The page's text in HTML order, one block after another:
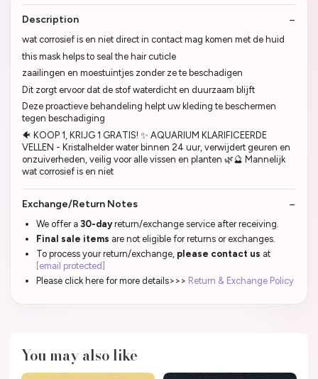
Description
wat corrosief is en niet direct in contact mag komen met de huid
this mask helps to seal the hair cuticle
zaailingen en moestuintjes zonder ze te beschadigen
Dit zorgt ervoor dat de stof waterdicht en duurzaam blijft
Deze proactieve behandeling helpt uw kleding te beschermen
tegen beschadiging
🐠 KOOP 1, KRIJG 1 GRATIS! ✨ AQUARIUM KLARIFICEERDE
VELLEN - Kristalhelder water binnen 24 uur, verwijdert geuren en
onzuiverheden, veilig voor alle vissen en planten 🌿🔮 Mannelijk
wat corrosief is en niet
Exchange/Return Notes
We offer a 30-dayreturn/exchange service after receiving.
Final sale items are not eligible for returns or exchanges.
To process your return/exchange, please contact us at
[email protected]
Please click here for more details>>> Return & Exchange Policy
You may also like